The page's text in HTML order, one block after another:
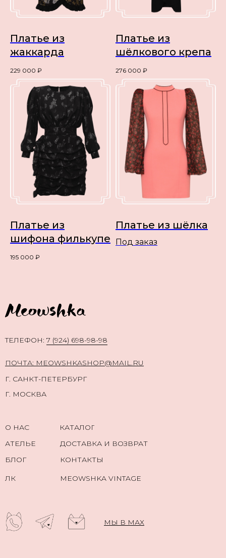
Платье из
жаккарда
229 000 ₽
Платье из
шёлкового крепа
276 000 ₽
Платье из
шифона филькупе
195 000 ₽
Платье из шёлка
Под заказ
МЫ В МАХ
TЕЛЕФОН: 7 (924) 698-98-98
ПОЧТА: MEOWSHKASHOP@MAIL.RU
Г. САНКТ-ПЕТЕРБУРГ
Г. МОСКВА
О НАС
КАТАЛОГ
АТЕЛЬЕ
БЛОГ
MEOWSHKA VINTAGE
ЛК
КОНТАКТЫ
ДОСТАВКА И ВОЗВРАТ